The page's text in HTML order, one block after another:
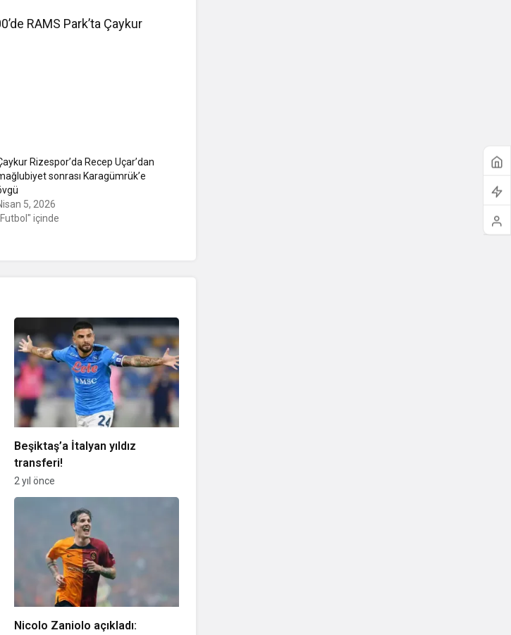
RAMS Park’ta Çaykur
Rizespor’da Recep Uçar’dan
sonrası Karagümrük’e
5, 2026
içinde
Beşiktaş’a İtalyan yıldız
transferi!
2 yıl önce
Nicolo Zaniolo açıkladı: